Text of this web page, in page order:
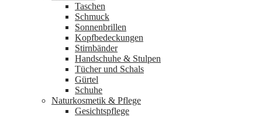
Taschen
Schmuck
Sonnenbrillen
Kopfbedeckungen
Stirnbänder
Handschuhe & Stulpen
Tücher und Schals
Gürtel
Schuhe
Naturkosmetik & Pflege
Gesichtspflege